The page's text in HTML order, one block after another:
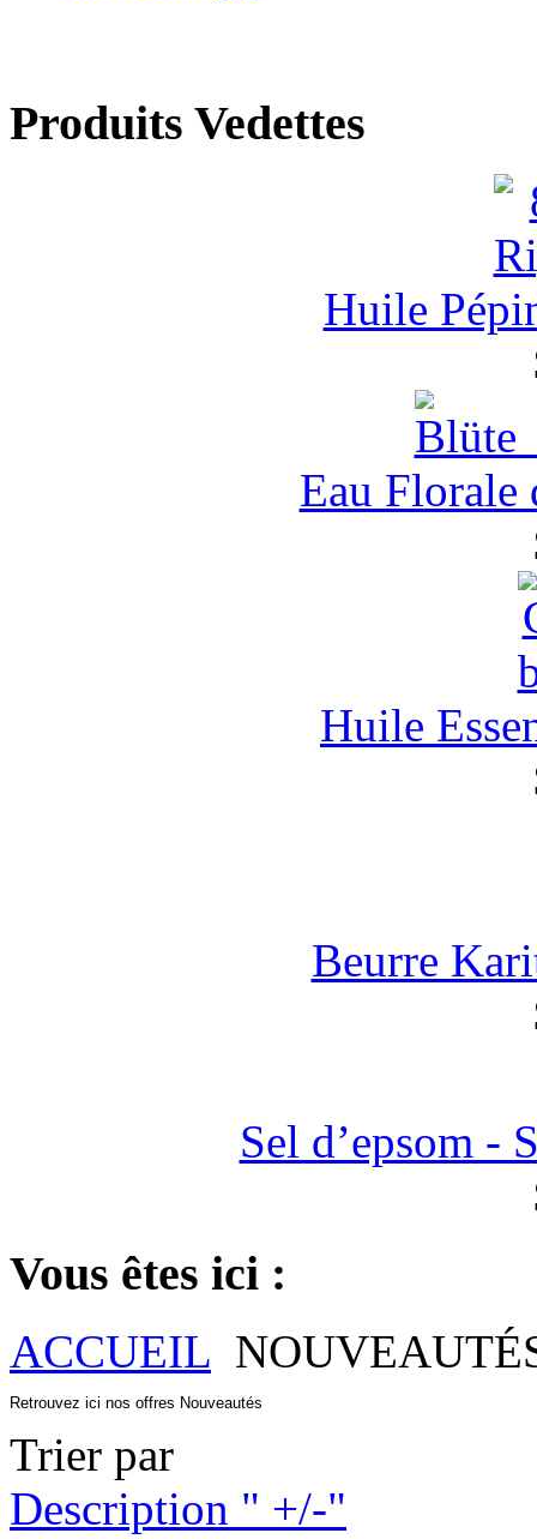
Produits Vedettes
Huile
Eau Florale
Huile
Beurre
Sel d’epsom -
Vous êtes ici :
ACCUEIL
Retrouvez ici nos offres Nouveautés
Trier par
Description " +/-"